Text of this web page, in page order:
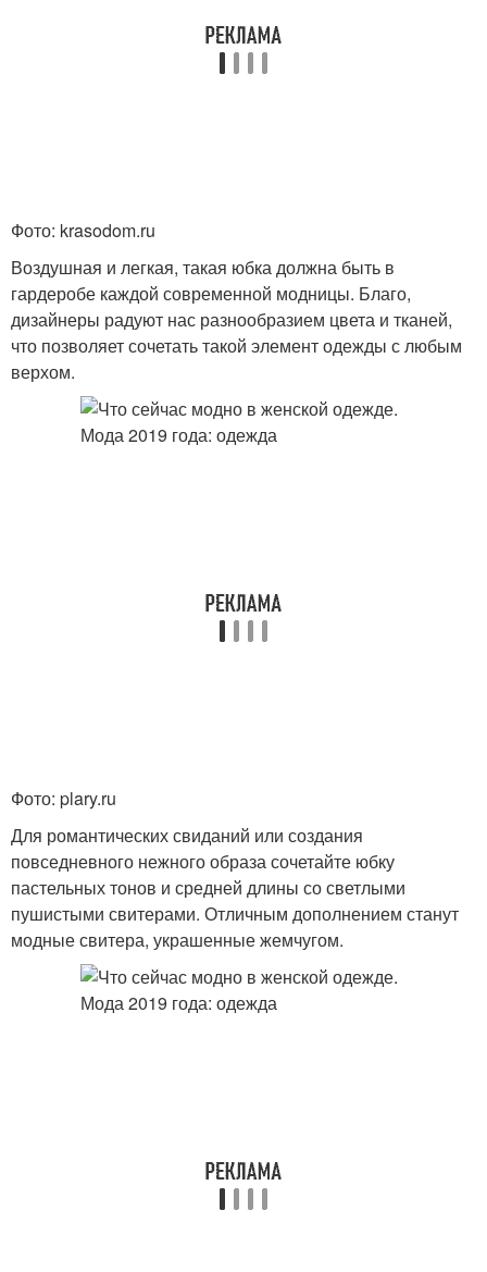
Фото: krasodom.ru
Воздушная и легкая, такая юбка должна быть в
гардеробе каждой современной модницы. Благо,
дизайнеры радуют нас разнообразием цвета и тканей,
что позволяет сочетать такой элемент одежды с любым
верхом.
Фото: plary.ru
Для романтических свиданий или создания
повседневного нежного образа сочетайте юбку
пастельных тонов и средней длины со светлыми
пушистыми свитерами. Отличным дополнением станут
модные свитера, украшенные жемчугом.